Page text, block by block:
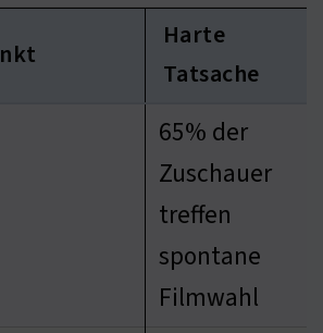
Harte
Tatsache
65% der
Zuschauer
treffen
spontane
Filmwahl